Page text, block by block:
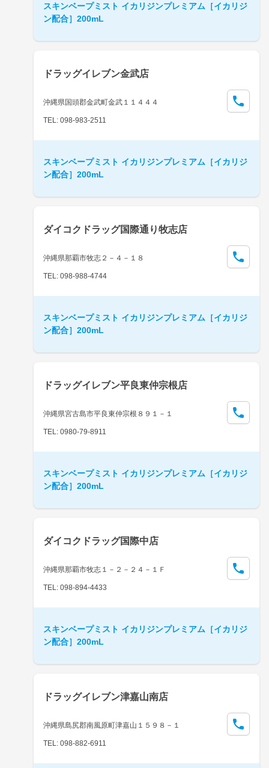
スキンベープミスト イカリジンプレミアム［イカリジ
ン配合］200mL
ドラッグイレブン金武店
沖縄県国頭郡金武町金武１１４４４
TEL: 098-983-2511
スキンベープミスト イカリジンプレミアム［イカリジ
ン配合］200mL
ダイコクドラッグ国際通り牧志店
沖縄県那覇市牧志２－４－１８
TEL: 098-988-4744
スキンベープミスト イカリジンプレミアム［イカリジ
ン配合］200mL
ドラッグイレブン平良東仲宗根店
沖縄県宮古島市平良東仲宗根８９１－１
TEL: 0980-79-8911
スキンベープミスト イカリジンプレミアム［イカリジ
ン配合］200mL
ダイコクドラッグ国際中店
沖縄県那覇市牧志１－２－２４－１Ｆ
TEL: 098-894-4433
スキンベープミスト イカリジンプレミアム［イカリジ
ン配合］200mL
ドラッグイレブン津嘉山南店
沖縄県島尻郡南風原町津嘉山１５９８－１
TEL: 098-882-6911